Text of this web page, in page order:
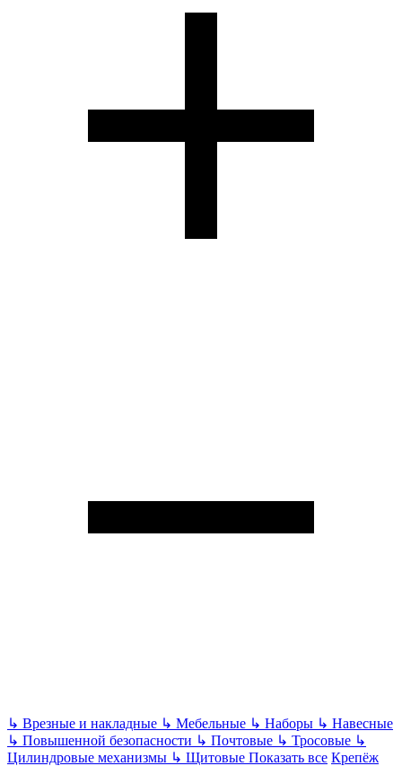
↳ Врезные и накладные ↳ Мебельные ↳ Наборы ↳ Навесные
↳ Повышенной безопасности ↳ Почтовые ↳ Тросовые ↳
Цилиндровые механизмы ↳ Щитовые Показать все Крепёж